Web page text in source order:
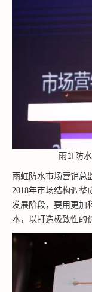
雨虹防
雨虹防水市场营销总
2018年市场结构调整
发展阶段，要用更加
本，以打造极致性的